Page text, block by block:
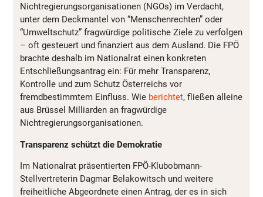
Nichtregierungsorganisationen (NGOs) im Verdacht,
unter dem Deckmantel von “Menschenrechten” oder
“Umweltschutz” fragwürdige politische Ziele zu verfolgen
– oft gesteuert und finanziert aus dem Ausland. Die FPÖ
brachte deshalb im Nationalrat einen konkreten
Entschließungsantrag ein: Für mehr Transparenz,
Kontrolle und zum Schutz Österreichs vor
fremdbestimmtem Einfluss. Wie berichtet, fließen alleine
aus Brüssel Milliarden an fragwürdige
Nichtregierungsorganisationen.
Transparenz schützt die Demokratie
Im Nationalrat präsentierten FPÖ-Klubobmann-
Stellvertreterin Dagmar Belakowitsch und weitere
freiheitliche Abgeordnete einen Antrag, der es in sich